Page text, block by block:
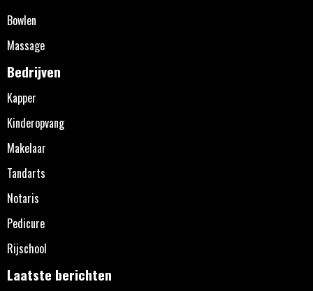
Bowlen
Massage
Bedrijven
Kapper
Kinderopvang
Makelaar
Tandarts
Notaris
Pedicure
Rijschool
Laatste berichten